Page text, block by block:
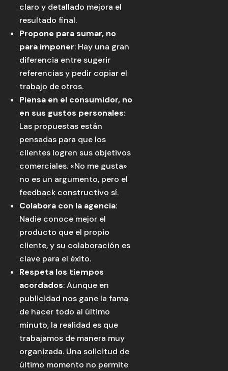
claro y detallado mejora el
resultado final.
Propone para sumar, no
para imponer: Hay una gran
diferencia entre sugerir
referencias y pedir copiar el
trabajo de otros.
Piensa en el consumidor, no
en sus gustos personales:
Las propuestas están
pensadas para que los
clientes logren sus objetivos
comerciales. «No me gusta»
no es un argumento, pero el
feedback constructivo sí.
Colabora con la agencia:
Nadie conoce mejor el
producto que el propio
cliente, y su colaboración es
clave para el éxito.
Respeta los tiempos
acordados: Aunque en
publicidad nos gane la fama
de hacer todo al último
minuto, la realidad es que
trabajamos de manera muy
organizada. Una solicitud de
último momento no permite